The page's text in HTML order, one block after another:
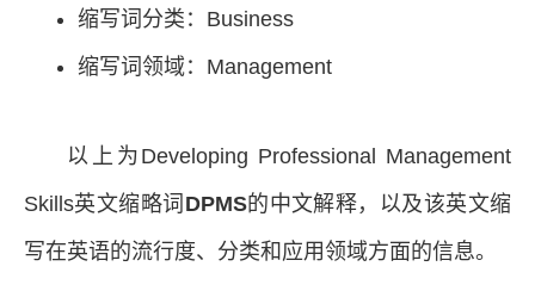
缩写词分类：Business
缩写词领域：Management
以上为Developing Professional Management
Skills英文缩略词 DPMS的中文解释，以及该英文缩
写在英语的流行度、分类和应用领域方面的信息。